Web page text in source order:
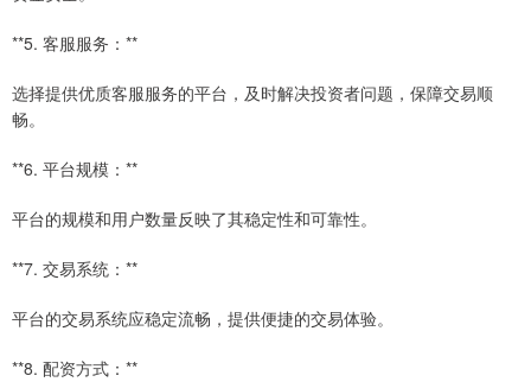
**5. 客服服务：**
选择提供优质客服服务的平台，及时解决投资者问题，保障交易顺
畅。
**6. 平台规模：**
平台的规模和用户数量反映了其稳定性和可靠性。
**7. 交易系统：**
平台的交易系统应稳定流畅，提供便捷的交易体验。
**8. 配资方式：**